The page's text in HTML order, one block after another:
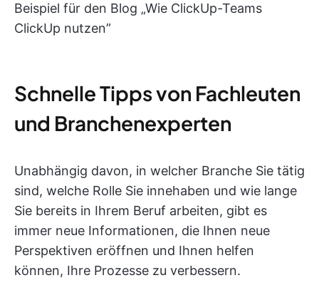
Beispiel für den Blog „Wie ClickUp-Teams
ClickUp nutzen”
Schnelle Tipps von Fachleuten
und Branchenexperten
Unabhängig davon, in welcher Branche Sie tätig
sind, welche Rolle Sie innehaben und wie lange
Sie bereits in Ihrem Beruf arbeiten, gibt es
immer neue Informationen, die Ihnen neue
Perspektiven eröffnen und Ihnen helfen
können, Ihre Prozesse zu verbessern.